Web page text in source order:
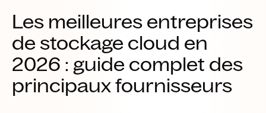
Les meilleures entreprises
de stockage cloud en
2026 : guide complet des
principaux fournisseurs